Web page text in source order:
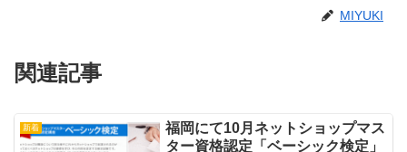
MIYUKI
関連記事
新着
福岡にて10月ネットショップマス
ター資格認定「ベーシック検定」